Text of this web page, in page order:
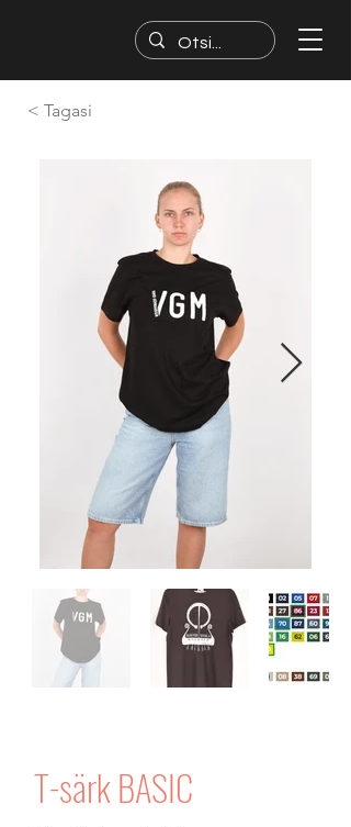
< Tagasi
T-särk BASIC